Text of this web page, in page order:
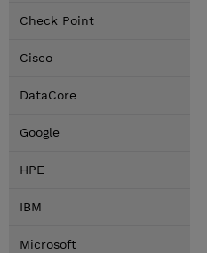
Check Point
Cisco
DataCore
Google
HPE
IBM
Microsoft